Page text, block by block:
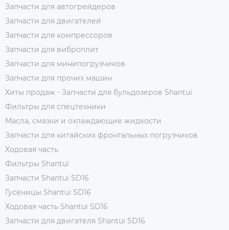
Запчасти для автогрейдеров
Запчасти для двигателей
Запчасти для компрессоров
Запчасти для виброплит
Запчасти для минипогрузчиков
Запчасти для прочих машин
Хиты продаж - Запчасти для бульдозеров Shantui
Фильтры для спецтехники
Масла, смазки и охлаждающие жидкости
Запчасти для китайских фронтальных погрузчиков
Ходовая часть
Фильтры Shantui
Запчасти Shantui SD16
Гусеницы Shantui SD16
Ходовая часть Shantui SD16
Запчасти для двигателя Shantui SD16